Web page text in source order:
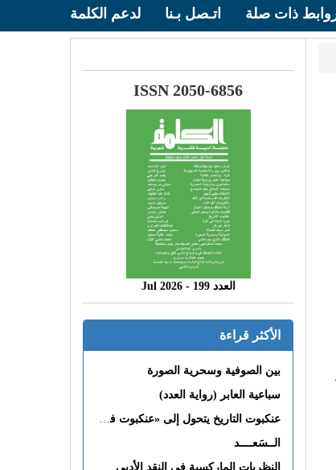
ذات صلة اتـصل بـنا لدعم الكلمة
ISSN 2050-6856
العدد 199 - 2026 Jul
الأكثر قراءة
بين الصوفية وسحرية الصورة
سباعية العابر (رواية العدد)
عنكبوت التاريخ يتحول إلى «عنكبوت فى القلب»
الــسَعــــد
النظريات الماركسية في النقد الأدبي